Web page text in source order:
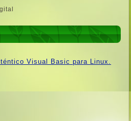
Visual Basic para Linux.